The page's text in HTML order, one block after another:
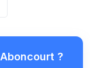
?